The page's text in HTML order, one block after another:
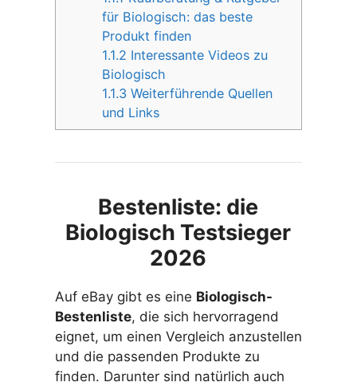
für Biologisch: das beste
Produkt finden
1.1.2 Interessante Videos zu
Biologisch
1.1.3 Weiterführende Quellen
und Links
Bestenliste: die
Biologisch Testsieger
2026
Auf eBay gibt es eine Biologisch-
Bestenliste, die sich hervorragend
eignet, um einen Vergleich anzustellen
und die passenden Produkte zu
finden. Darunter sind natürlich auch